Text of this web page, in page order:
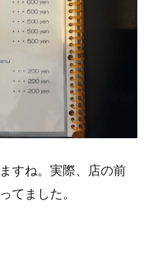
すね。実際、店の前
てました。